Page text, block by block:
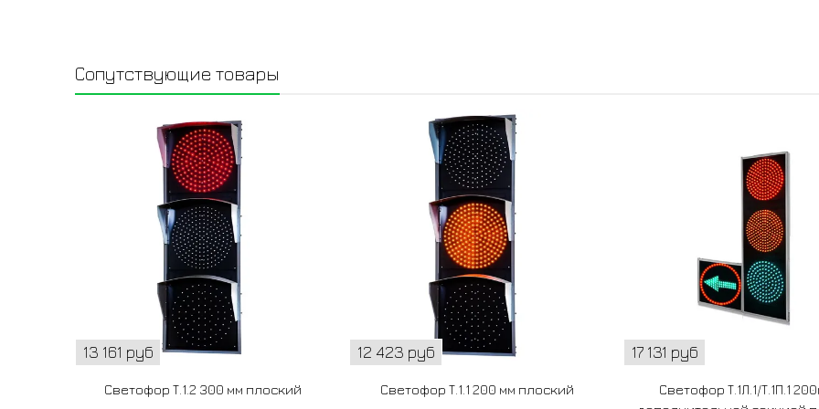
Сопутствующие товары
13 161 руб
Светофор Т.1.2 300 мм плоский
12 423 руб
Светофор Т.1.1 200 мм плоский
17 131 руб
Светофор Т.1Л.1/Т.1П.1